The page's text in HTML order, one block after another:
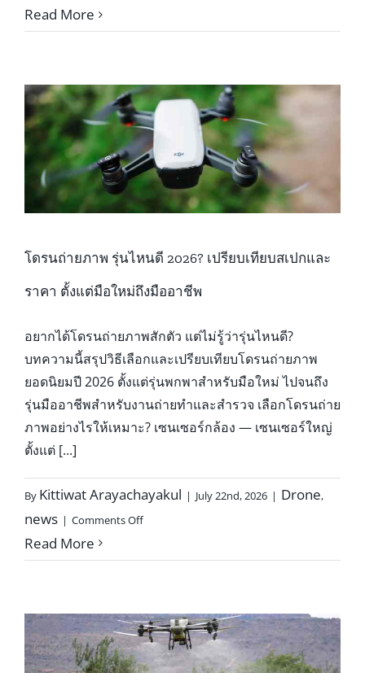
2026:
ขั้น
ตอน
ค่า
ใช้
และ
ยม
ตัว
Read More
โดรนถ่ายภาพ รุ่นไหนดี 2026? เปรียบเทียบสเปกและ
ราคา ตั้งแต่มือใหม่ถึงมืออาชีพ
อยากได้โดรนถ่ายภาพสักตัว แต่ไม่รู้ว่ารุ่นไหนดี?
บทความนี้สรุปวิธีเลือกและเปรียบเทียบโดรนถ่ายภาพ
ยอดนิยมปี 2026 ตั้งแต่รุ่นพกพาสำหรับมือใหม่ ไปจนถึง
รุ่นมืออาชีพสำหรับงานถ่ายทำและสำรวจ เลือกโดรนถ่าย
ภาพอย่างไรให้เหมาะ? เซนเซอร์กล้อง — เซนเซอร์ใหญ่
ตั้งแต่ [...]
By Kittiwat Arayachayakul | July 22nd, 2026 | Drone,
news | Comments Offon
ไหน
ดี
2026?
Read More